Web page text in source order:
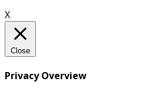
X
Close
Privacy Overview